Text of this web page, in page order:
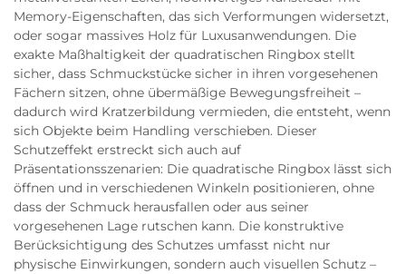
Memory-Eigenschaften, das sich Verformungen widersetzt,
oder sogar massives Holz für Luxusanwendungen. Die
exakte Maßhaltigkeit der quadratischen Ringbox stellt
sicher, dass Schmuckstücke sicher in ihren vorgesehenen
Fächern sitzen, ohne übermäßige Bewegungsfreiheit –
dadurch wird Kratzerbildung vermieden, die entsteht, wenn
sich Objekte beim Handling verschieben. Dieser
Schutzeffekt erstreckt sich auch auf
Präsentationsszenarien: Die quadratische Ringbox lässt sich
öffnen und in verschiedenen Winkeln positionieren, ohne
dass der Schmuck herausfallen oder aus seiner
vorgesehenen Lage rutschen kann. Die konstruktive
Berücksichtigung des Schutzes umfasst nicht nur
physische Einwirkungen, sondern auch visuellen Schutz –